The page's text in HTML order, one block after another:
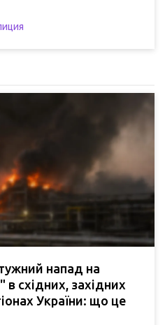
напад на
східних, західних
України: що це